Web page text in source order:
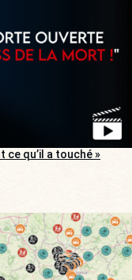
ce qu’il a touché »